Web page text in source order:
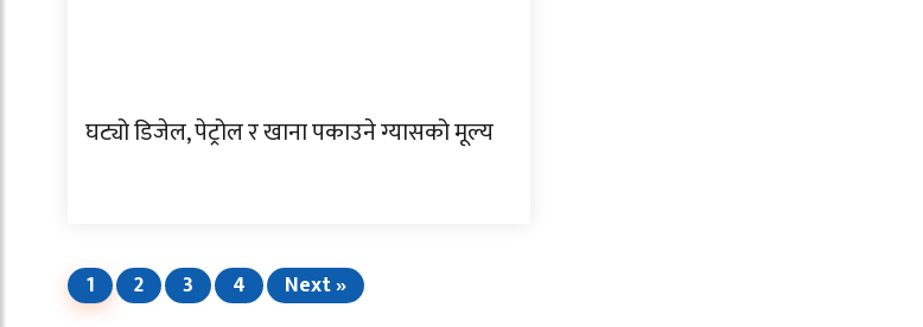
घट्यो डिजेल, पेट्रोल र खाना पकाउने ग्यासको मूल्य
1 2 3 4 Next »